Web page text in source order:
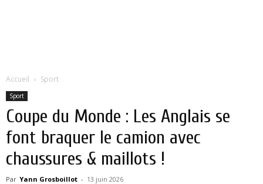
Accueil Sport
Sport
Coupe du Monde : Les Anglais se
font braquer le camion avec
chaussures & maillots !
Par Yann Grosboillot - 13 juin 2026